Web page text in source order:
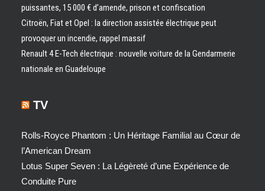
puissantes, 15 000 € d’amende, prison et confiscation
Citroën, Fiat et Opel : la direction assistée électrique peut
provoquer un incendie, rappel massif
Renault 4 E-Tech électrique : nouvelle voiture de la Gendarmerie
nationale en Guadeloupe
TV
Rolls-Royce Phantom : Un Héritage Familial au Cœur de
l’American Dream
Lotus Super Seven : La Légèreté d’une Expérience de
Conduite Pure